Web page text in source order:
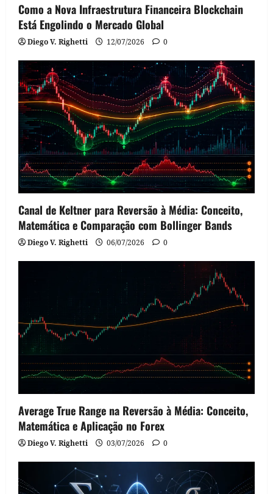
Como a Nova Infraestrutura Financeira Blockchain
Está Engolindo o Mercado Global
Diego V. Righetti 12/07/2026 0
Canal de Keltner para Reversão à Média: Conceito,
Matemática e Comparação com Bollinger Bands
Diego V. Righetti 06/07/2026 0
Average True Range na Reversão à Média: Conceito,
Matemática e Aplicação no Forex
Diego V. Righetti 03/07/2026 0